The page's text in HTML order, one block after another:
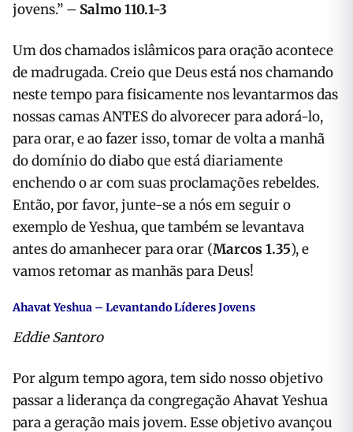
jovens.” – Salmo 110.1-3
Um dos chamados islâmicos para oração acontece
de madrugada. Creio que Deus está nos chamando
neste tempo para fisicamente nos levantarmos das
nossas camas ANTES do alvorecer para adorá-lo,
para orar, e ao fazer isso, tomar de volta a manhã
do domínio do diabo que está diariamente
enchendo o ar com suas proclamações rebeldes.
Então, por favor, junte-se a nós em seguir o
exemplo de Yeshua, que também se levantava
antes do amanhecer para orar (Marcos 1.35), e
vamos retomar as manhãs para Deus!
Ahavat Yeshua – Levantando Líderes Jovens
Eddie Santoro
Por algum tempo agora, tem sido nosso objetivo
passar a liderança da congregação Ahavat Yeshua
para a geração mais jovem. Esse objetivo avançou